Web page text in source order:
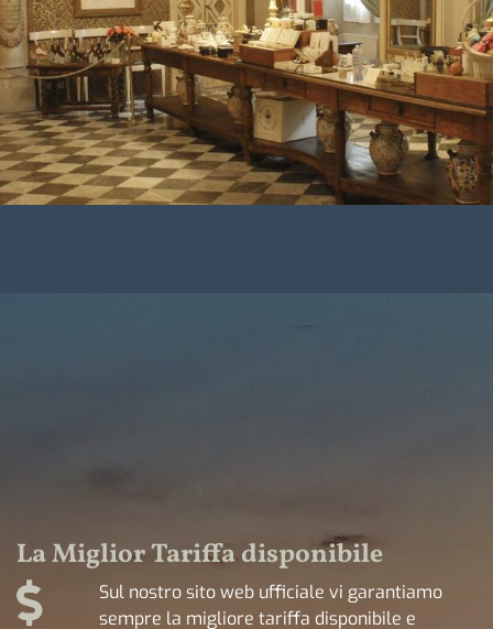
La Miglior Tariffa disponibile
Sul nostro sito web ufficiale vi garantiamo
sempre la migliore tariffa disponibile e